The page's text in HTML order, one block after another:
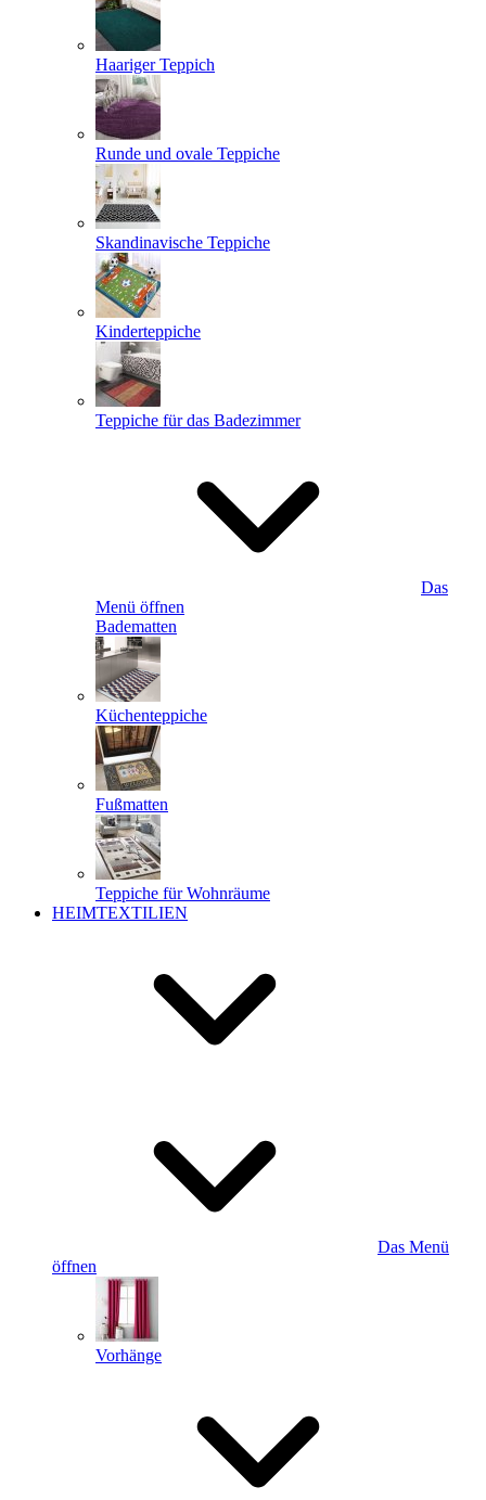
Haariger Teppich
Runde und ovale Teppiche
Skandinavische Teppiche
Kinderteppiche
Teppiche für das Badezimmer
Das
Menü öffnen
Badematten
Küchenteppiche
Fußmatten
Teppiche für Wohnräume
HEIMTEXTILIEN
Das Menü
öffnen
Vorhänge